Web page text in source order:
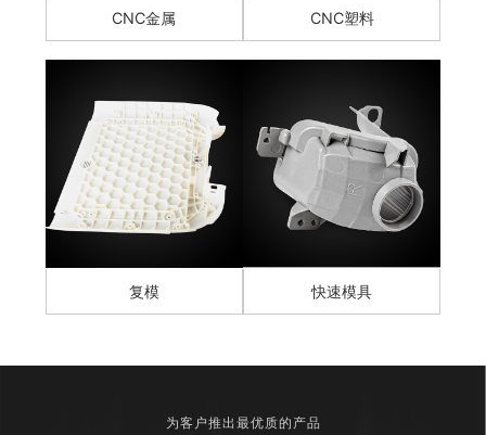
CNC金属 CNC塑料
复模 快速模具
为客户推出最优质的产品